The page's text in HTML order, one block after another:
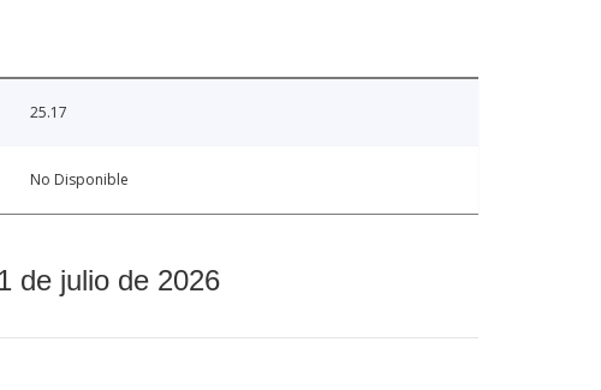
25.17
No Disponible
de julio de 2026